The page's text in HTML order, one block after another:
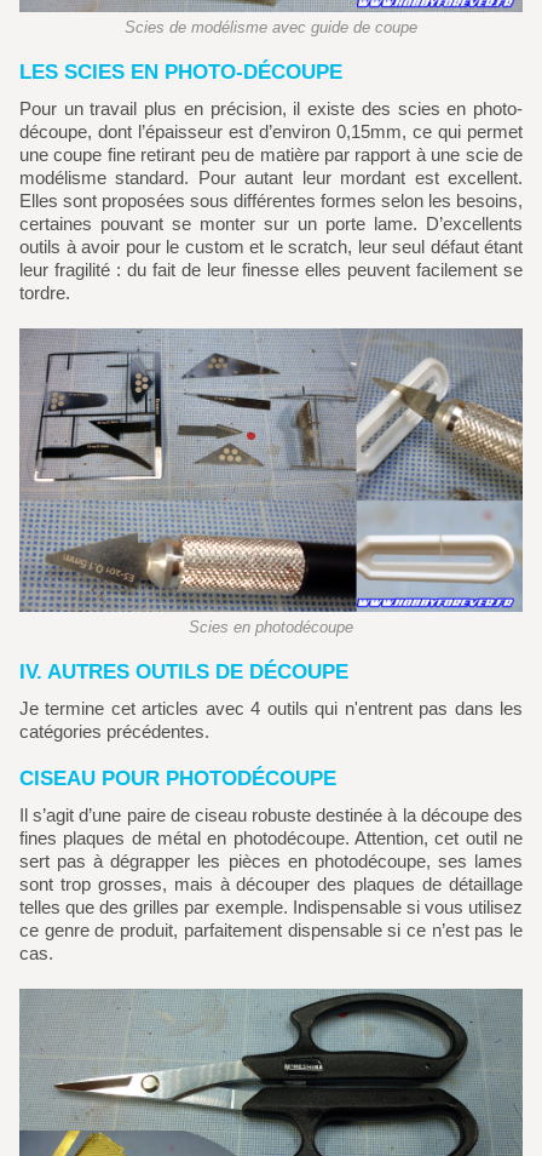
Scies de modélisme avec guide de coupe
LES SCIES EN PHOTO-DÉCOUPE
Pour un travail plus en précision, il existe des scies en photo-
découpe, dont l’épaisseur est d’environ 0,15mm, ce qui permet
une coupe fine retirant peu de matière par rapport à une scie de
modélisme standard. Pour autant leur mordant est excellent.
Elles sont proposées sous différentes formes selon les besoins,
certaines pouvant se monter sur un porte lame. D’excellents
outils à avoir pour le custom et le scratch, leur seul défaut étant
leur fragilité : du fait de leur finesse elles peuvent facilement se
tordre.
Scies en photodécoupe
IV. AUTRES OUTILS DE DÉCOUPE
Je termine cet articles avec 4 outils qui n'entrent pas dans les
catégories précédentes.
CISEAU POUR PHOTODÉCOUPE
Il s’agit d’une paire de ciseau robuste destinée à la découpe des
fines plaques de métal en photodécoupe. Attention, cet outil ne
sert pas à dégrapper les pièces en photodécoupe, ses lames
sont trop grosses, mais à découper des plaques de détaillage
telles que des grilles par exemple. Indispensable si vous utilisez
ce genre de produit, parfaitement dispensable si ce n’est pas le
cas.